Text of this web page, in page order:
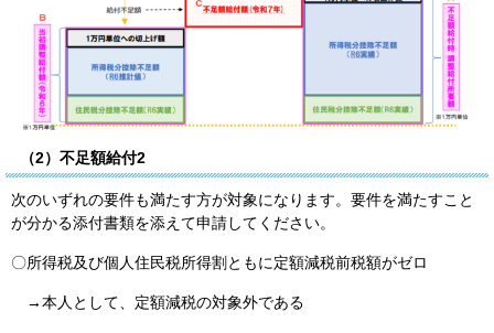
（2）不足額給付2
次のいずれの要件も満たす方が対象になります。要件を満たすこと
が分かる添付書類を添えて申請してください。
〇所得税及び個人住民税所得割ともに定額減税前税額がゼロ
→本人として、定額減税の対象外である